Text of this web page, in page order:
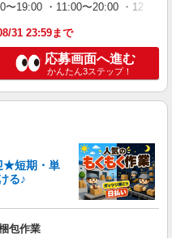
〜19:00 ・11:00〜20:00 ・
31 23:59まで
応募画面へ進む
かんたん3ステップ！
★短期・単
る♪
包作業